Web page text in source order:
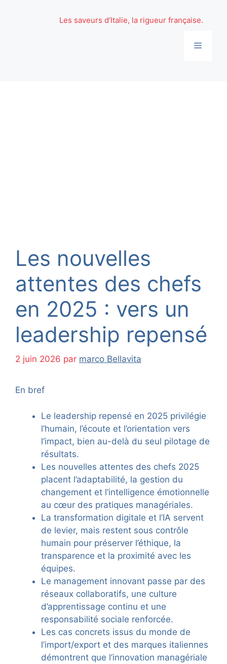
Les saveurs d’Italie, la rigueur française.
Menu
Les nouvelles
attentes des chefs
en 2025 : vers un
leadership repensé
2 juin 2026 par marco Bellavita
En bref
Le leadership repensé en 2025 privilégie
l’humain, l’écoute et l’orientation vers
l’impact, bien au-delà du seul pilotage de
résultats.
Les nouvelles attentes des chefs 2025
placent l’adaptabilité, la gestion du
changement et l’intelligence émotionnelle
au cœur des pratiques managériales.
La transformation digitale et l’IA servent
de levier, mais restent sous contrôle
humain pour préserver l’éthique, la
transparence et la proximité avec les
équipes.
Le management innovant passe par des
réseaux collaboratifs, une culture
d’apprentissage continu et une
responsabilité sociale renforcée.
Les cas concrets issus du monde de
l’import/export et des marques italiennes
démontrent que l’innovation managériale